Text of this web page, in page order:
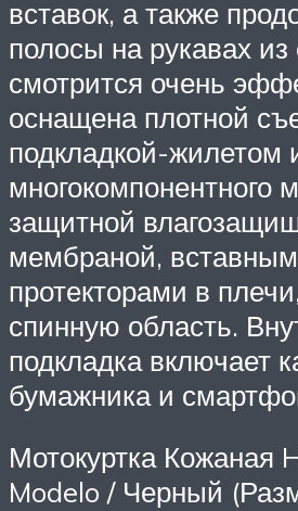
вставок, а также
полосы на рукавах из
смотрится очень
оснащена плотной
подкладкой-жилетом
многокомпонентного
защитной
мембраной,
протекторами в
спинную область.
подкладка включает
бумажника и
Мотокуртка Кожаная
Modelo / Черный